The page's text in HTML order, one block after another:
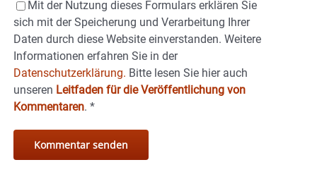
Mit der Nutzung dieses Formulars erklären Sie
sich mit der Speicherung und Verarbeitung Ihrer
Daten durch diese Website einverstanden. Weitere
Informationen erfahren Sie in der
Datenschutzerklärung. Bitte lesen Sie hier auch
unseren Leitfaden für die Veröffentlichung von
Kommentaren. *